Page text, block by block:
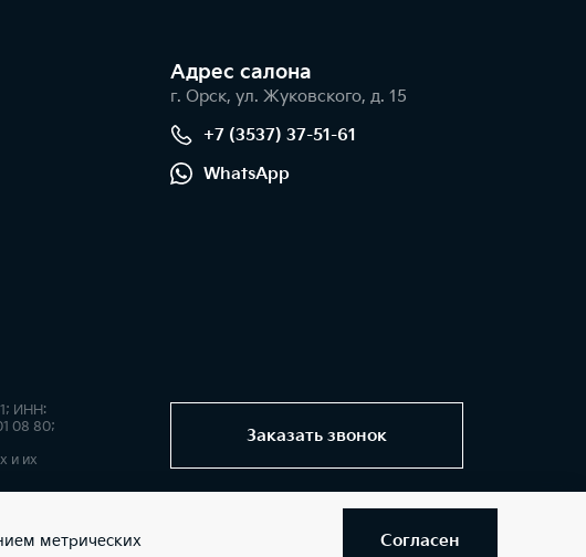
Адрес салонa
г. Орск, ул. Жуковского, д. 15
+7 (3537) 37-51-61
WhatsApp
Заказать звонок
ИНН:
08 80;
и их
метрических Согласен